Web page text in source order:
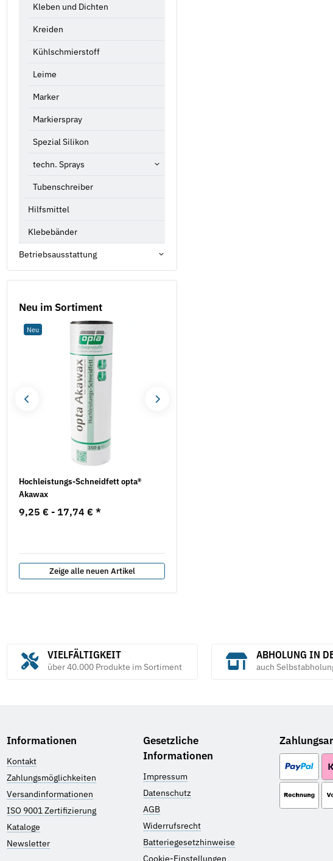
Kleben und Dichten
Kreiden
Kühlschmierstoff
Leime
Marker
Markierspray
Spezial Silikon
techn. Sprays
Tubenschreiber
Hilfsmittel
Klebebänder
Betriebsausstattung
Neu im Sortiment
Neu
Hochleistungs-Schneidfett opta®
Akawax
9,25 € - 17,74 € *
Zeige alle neuen Artikel
VIELFÄLTIGKEIT
über 40.000 Produkte im Sortiment
ABHOLUNG IN
auch
Informationen
Kontakt
Zahlungsmöglichkeiten
Versandinformationen
ISO 9001 Zertifizierung
Kataloge
Newsletter
Gesetzliche
Informationen
Impressum
Datenschutz
AGB
Widerrufsrecht
Batteriegesetzhinweise
Cookie-Einstellungen